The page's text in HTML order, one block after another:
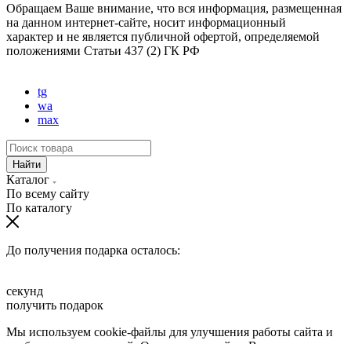
Обращаем Ваше внимание, что вся информация, размещенная
на данном интернет-сайте, носит информационный
характер и не является публичной офертой, определяемой
положениями Статьи 437 (2) ГК РФ
tg
wa
max
Найти
Каталог
По всему сайту
По каталогу
До получения подарка осталось:
секунд
получить подарок
Мы используем cookie-файлы для улучшения работы сайта и